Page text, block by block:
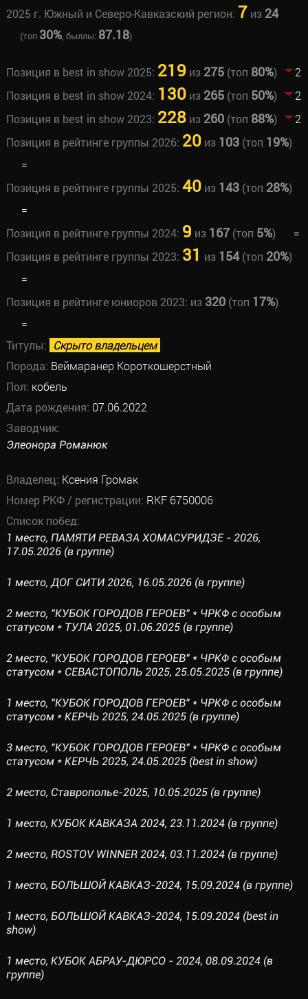
2025 г. Южный и Северо-Кавказский регион: 7 из 24
(топ 30%, быллы: 87.18)
Позиция в best in show 2025: 219 из 275(топ 80%)
2
Позиция в best in show 2024: 130из 265(топ 50%)
2
Позиция в best in show 2023: 228из 260(топ 88%)
2
Позиция в рейтинге группы 2026: 20из 103(топ 19%)
=
Позиция в рейтинге группы 2025: 40из 143(топ 28%)
=
Позиция в рейтинге группы 2024: 9 из 167(топ 5%)
=
Позиция в рейтинге группы 2023: 31 из 154(топ 20%)
=
Позиция в рейтинге юниоров 2023: из 320(топ 17%)
=
Титулы: Скрыто владельцем
Порода: Веймаранер Короткошерстный
Пол: кобель
Дата рождения: 07.06.2022
Заводчик:
Элеонора Романюк
Владелец: Ксения Громак
Номер РКФ / регистрации: RKF 6750006
Список побед:
1 место, ПАМЯТИ РЕВАЗА ХОМАСУРИДЗЕ - 2026,
17.05.2026 (в группе)
1 место, ДОГ СИТИ 2026, 16.05.2026 (в группе)
2 место, "КУБОК ГОРОДОВ ГЕРОЕВ" * ЧРКФ с особым
статусом * ТУЛА 2025, 01.06.2025 (в группе)
2 место, "КУБОК ГОРОДОВ ГЕРОЕВ" * ЧРКФ с особым
статусом * СЕВАСТОПОЛЬ 2025, 25.05.2025 (в группе)
1 место, "КУБОК ГОРОДОВ ГЕРОЕВ" * ЧРКФ с особым
статусом * КЕРЧЬ 2025, 24.05.2025 (в группе)
3 место, "КУБОК ГОРОДОВ ГЕРОЕВ" * ЧРКФ с особым
статусом * КЕРЧЬ 2025, 24.05.2025 (best in show)
2 место, Ставрополье-2025, 10.05.2025 (в группе)
1 место, КУБОК КАВКАЗА 2024, 23.11.2024 (в группе)
2 место, ROSTOV WINNER 2024, 03.11.2024 (в группе)
1 место, БОЛЬШОЙ КАВКАЗ-2024, 15.09.2024 (в группе)
1 место, БОЛЬШОЙ КАВКАЗ-2024, 15.09.2024 (best in
show)
1 место, КУБОК АБРАУ-ДЮРСО - 2024, 08.09.2024 (в
группе)